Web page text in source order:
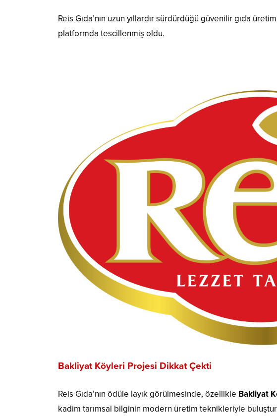
Reis Gıda’nın uzun yıllardır sürdürdüğü güvenilir gıda
platformda tescillenmiş oldu.
Bakliyat Köyleri Projesi Dikkat Çekti
Reis Gıda’nın ödüle layık görülmesinde, özellikle Bakliyat
kadim tarımsal bilginin modern üretim teknikleriyle